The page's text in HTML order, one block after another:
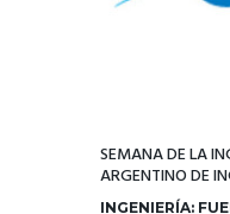
SEMANA DE LA
ARGENTINO DE
INGENIERÍA: